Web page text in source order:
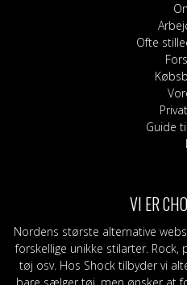
Ofte
Guide
VI ER
Nordens største alternative
forskellige unikke stilarter. Rock,
tøj osv. Hos Shock tilbyder vi